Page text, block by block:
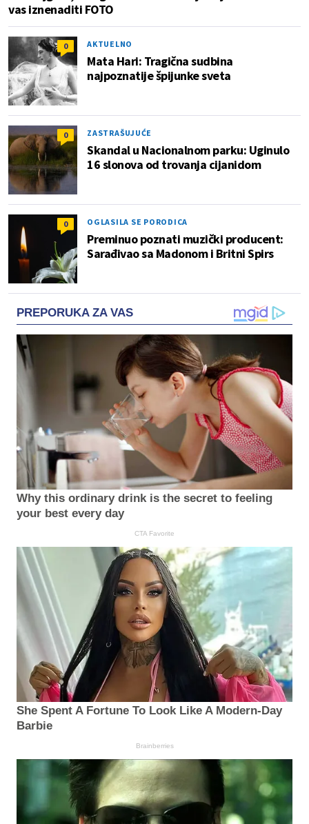
vas iznenaditi FOTO
0 AKTUELNO
Mata Hari: Tragična sudbina
najpoznatije špijunke sveta
0 ZASTRAŠUJUĆE
Skandal u Nacionalnom parku: Uginulo
16 slonova od trovanja cijanidom
0 OGLASILA SE PORODICA
Preminuo poznati muzički producent:
Sarađivao sa Madonom i Britni Spirs
PREPORUKA ZA VAS
Why this ordinary drink is the secret to feeling
your best every day
CTA Favorite
She Spent A Fortune To Look Like A Modern-Day
Barbie
Brainberries